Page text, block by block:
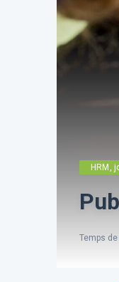
HRM,
Temps